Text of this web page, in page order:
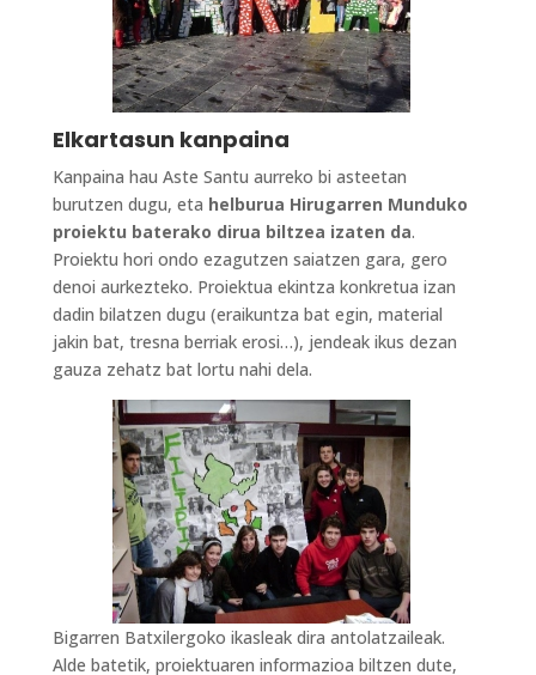
Elkartasun kanpaina
Kanpaina hau Aste Santu aurreko bi asteetan
burutzen dugu, eta helburua Hirugarren Munduko
proiektu baterako dirua biltzea izaten da.
Proiektu hori ondo ezagutzen saiatzen gara, gero
denoi aurkezteko. Proiektua ekintza konkretua izan
dadin bilatzen dugu (eraikuntza bat egin, material
jakin bat, tresna berriak erosi…), jendeak ikus dezan
gauza zehatz bat lortu nahi dela.
Bigarren Batxilergoko ikasleak dira antolatzaileak.
Alde batetik, proiektuaren informazioa biltzen dute,